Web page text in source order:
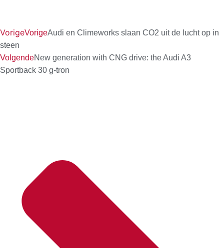
VorigeVorigeAudi en Climeworks slaan CO2 uit de lucht op in
steen
VolgendeNew generation with CNG drive: the Audi A3
Sportback 30 g-tron